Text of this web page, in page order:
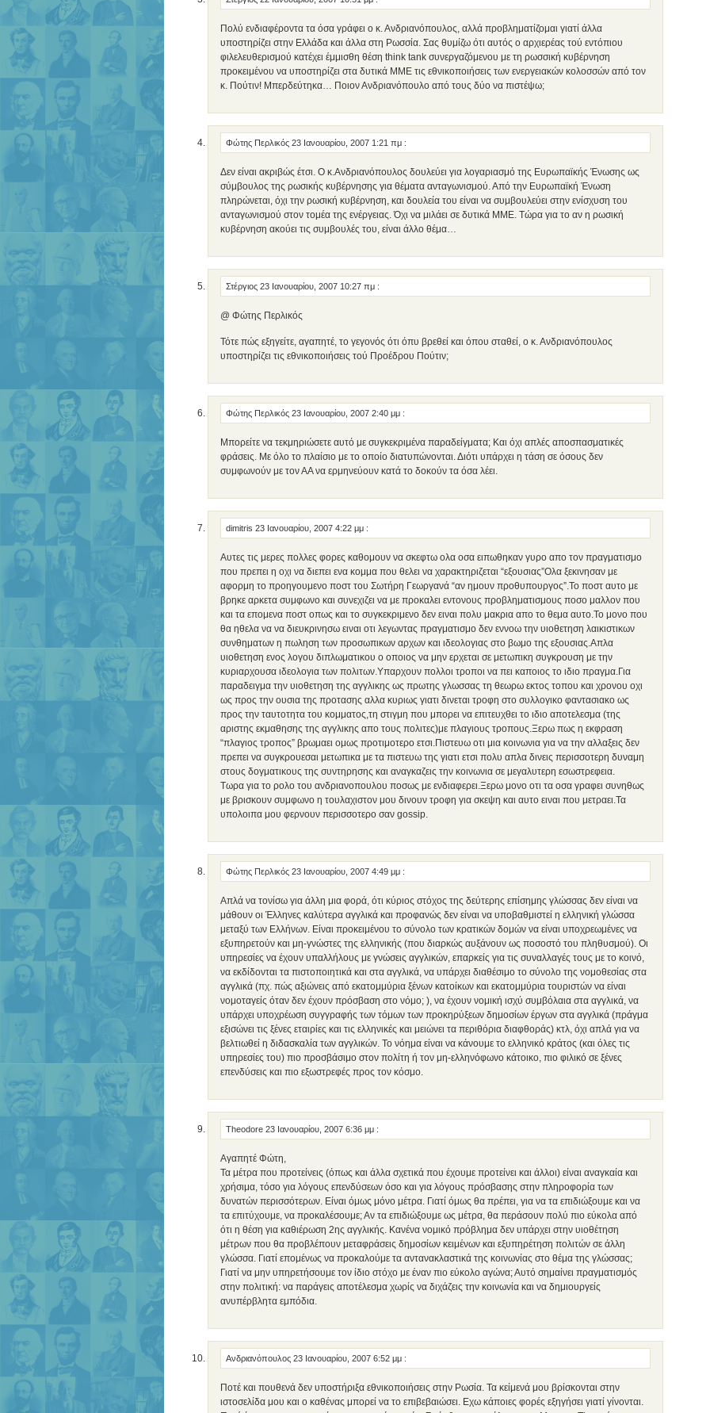
Πολύ ενδιαφέροντα τα όσα γράφει ο κ. Ανδριανόπουλος, αλλά προβληματίζομαι γιατί άλλα
υποστηρίζει στην Ελλάδα και άλλα στη Ρωσσία. Σας θυμίζω ότι αυτός ο αρχιερέας τού εντόπιου
φιλελευθερισμού κατέχει έμμισθη θέση think tank συνεργαζόμενου με τη ρωσσική κυβέρνηση
προκειμένου να υποστηρίζει στα δυτικά ΜΜΕ τις εθνικοποιήσεις των ενεργειακών κολοσσών από τον
κ. Πούτιν! Μπερδεύτηκα… Ποιον Ανδριανόπουλο από τους δύο να πιστέψω;
Φώτης Περλικός 23 Ιανουαρίου, 2007 1:21 πμ :
Δεν είναι ακριβώς έτσι. Ο κ.Ανδριανόπουλος δουλεύει για λογαριασμό της Ευρωπαϊκής Ένωσης ως
σύμβουλος της ρωσικής κυβέρνησης για θέματα ανταγωνισμού. Από την Ευρωπαϊκή Ένωση
πληρώνεται, όχι την ρωσική κυβέρνηση, και δουλεία του είναι να συμβουλεύει στην ενίσχυση του
ανταγωνισμού στον τομέα της ενέργειας. Όχι να μιλάει σε δυτικά ΜΜΕ. Τώρα για το αν η ρωσική
κυβέρνηση ακούει τις συμβουλές του, είναι άλλο θέμα…
Στέργιος 23 Ιανουαρίου, 2007 10:27 πμ :
@ Φώτης Περλικός
Τότε πώς εξηγείτε, αγαπητέ, το γεγονός ότι όπυ βρεθεί και όπου σταθεί, ο κ. Ανδριανόπουλος
υποστηρίζει τις εθνικοποιήσεις τού Προέδρου Πούτιν;
Φώτης Περλικός 23 Ιανουαρίου, 2007 2:40 μμ :
Μπορείτε να τεκμηριώσετε αυτό με συγκεκριμένα παραδείγματα; Και όχι απλές αποσπασματικές
φράσεις. Με όλο το πλαίσιο με το οποίο διατυπώνονται. Διότι υπάρχει η τάση σε όσους δεν
συμφωνούν με τον ΑΑ να ερμηνεύουν κατά το δοκούν τα όσα λέει.
dimitris 23 Ιανουαρίου, 2007 4:22 μμ :
Αυτες τις μερες πολλες φορες καθομουν να σκεφτω ολα οσα ειπωθηκαν γυρο απο τον πραγματισμο
που πρεπει η οχι να διεπει ενα κομμα που θελει να χαρακτηριζεται “εξουσιας”Ολα ξεκινησαν με
αφορμη το προηγουμενο ποστ του Σωτήρη Γεωργανά “αν ημουν προθυπουργος”.Το ποστ αυτο με
βρηκε αρκετα συμφωνο και συνεχιζει να με προκαλει εντονους προβληματισμους ποσο μαλλον που
και τα επομενα ποστ οπως και το συγκεκριμενο δεν ειναι πολυ μακρια απο το θεμα αυτο.Το μονο που
θα ηθελα να να διευκρινησω ειναι οτι λεγωντας πραγματισμο δεν εννοω την υιοθετηση λαικιστικων
συνθηματων η πωληση των προσωπικων αρχων και ιδεολογιας στο βωμο της εξουσιας.Απλα
υιοθετηση ενος λογου διπλωματικου ο οποιος να μην ερχεται σε μετωπικη συγκρουση με την
κυριαρχουσα ιδεολογια των πολιτων.Υπαρχουν πολλοι τροποι να πει καποιος το ιδιο πραγμα.Για
παραδειγμα την υιοθετηση της αγγλικης ως πρωτης γλωσσας τη θεωρω εκτος τοπου και χρονου οχι
ως προς την ουσια της προτασης αλλα κυριως γιατι δινεται τροφη στο συλλογικο φαντασιακο ως
προς την ταυτοτητα του κομματος,τη στιγμη που μπορει να επιτευχθει το ιδιο αποτελεσμα (της
αριστης εκμαθησης της αγγλικης απο τους πολιτες)με πλαγιους τροπους.Ξερω πως η εκφραση
“πλαγιος τροπος” βρωμαει ομως προτιμοτερο ετσι.Πιστευω οτι μια κοινωνια για να την αλλαξεις δεν
πρεπει να συγκρουεσαι μετωπικα με τα πιστευω της γιατι ετσι πολυ απλα δινεις περισσοτερη δυναμη
στους δογματικους της συντηρησης και αναγκαζεις την κοινωνια σε μεγαλυτερη εσωστρεφεια.
Τωρα για το ρολο του ανδριανοπουλου ποσως με ενδιαφερει.Ξερω μονο οτι τα οσα γραφει συνηθως
με βρισκουν συμφωνο η τουλαχιστον μου δινουν τροφη για σκεψη και αυτο ειναι που μετραει.Τα
υπολοιπα μου φερνουν περισσοτερο σαν gossip.
Φώτης Περλικός 23 Ιανουαρίου, 2007 4:49 μμ :
Απλά να τονίσω για άλλη μια φορά, ότι κύριος στόχος της δεύτερης επίσημης γλώσσας δεν είναι να
μάθουν οι Έλληνες καλύτερα αγγλικά και προφανώς δεν είναι να υποβαθμιστεί η ελληνική γλώσσα
μεταξύ των Ελλήνων. Είναι προκειμένου το σύνολο των κρατικών δομών να είναι υποχρεωμένες να
εξυπηρετούν και μη-γνώστες της ελληνικής (που διαρκώς αυξάνουν ως ποσοστό του πληθυσμού). Οι
υπηρεσίες να έχουν υπαλλήλους με γνώσεις αγγλικών, επαρκείς για τις συναλλαγές τους με το κοινό,
να εκδίδονται τα πιστοποιητικά και στα αγγλικά, να υπάρχει διαθέσιμο το σύνολο της νομοθεσίας στα
αγγλικά (πχ. πώς αξιώνεις από εκατομμύρια ξένων κατοίκων και εκατομμύρια τουριστών να είναι
νομοταγείς όταν δεν έχουν πρόσβαση στο νόμο; ), να έχουν νομική ισχύ συμβόλαια στα αγγλικά, να
υπάρχει υποχρέωση συγγραφής των τόμων των προκηρύξεων δημοσίων έργων στα αγγλικά (πράγμα
εξισώνει τις ξένες εταιρίες και τις ελληνικές και μειώνει τα περιθόρια διαφθοράς) κτλ, όχι απλά για να
βελτιωθεί η διδασκαλία των αγγλικών. Το νόημα είναι να κάνουμε το ελληνικό κράτος (και όλες τις
υπηρεσίες του) πιο προσβάσιμο στον πολίτη ή τον μη-ελληνόφωνο κάτοικο, πιο φιλικό σε ξένες
επενδύσεις και πιο εξωστρεφές προς τον κόσμο.
Theodore 23 Ιανουαρίου, 2007 6:36 μμ :
Αγαπητέ Φώτη,
Τα μέτρα που προτείνεις (όπως και άλλα σχετικά που έχουμε προτείνει και άλλοι) είναι αναγκαία και
χρήσιμα, τόσο για λόγους επενδύσεων όσο και για λόγους πρόσβασης στην πληροφορία των
δυνατών περισσότερων. Είναι όμως μόνο μέτρα. Γιατί όμως θα πρέπει, για να τα επιδιώξουμε και να
τα επιτύχουμε, να προκαλέσουμε; Αν τα επιδιώξουμε ως μέτρα, θα περάσουν πολύ πιο εύκολα από
ότι η θέση για καθιέρωση 2ης αγγλικής. Κανένα νομικό πρόβλημα δεν υπάρχει στην υιοθέτηση
μέτρων που θα προβλέπουν μεταφράσεις δημοσίων κειμένων και εξυπηρέτηση πολιτών σε άλλη
γλώσσα. Γιατί επομένως να προκαλούμε τα αντανακλαστικά της κοινωνίας στο θέμα της γλώσσας;
Γιατί να μην υπηρετήσουμε τον ίδιο στόχο με έναν πιο εύκολο αγώνα; Αυτό σημαίνει πραγματισμός
στην πολιτική: να παράγεις αποτέλεσμα χωρίς να διχάζεις την κοινωνία και να δημιουργείς
ανυπέρβλητα εμπόδια.
Ανδριανόπουλος 23 Ιανουαρίου, 2007 6:52 μμ :
Ποτέ και πουθενά δεν υποστήριξα εθνικοποιήσεις στην Ρωσία. Τα κείμενά μου βρίσκονται στην
ιστοσελίδα μου και ο καθένας μπορεί να το επιβεβαιώσει. Εχω κάποιες φορές εξηγήσει γιατί γίνονται.